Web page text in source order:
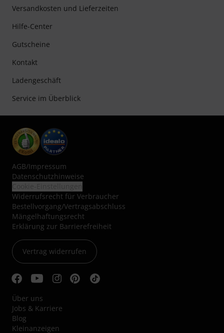
Versandkosten und Lieferzeiten
Hilfe-Center
Gutscheine
Kontakt
Ladengeschäft
Service im Überblick
AGB/Impressum
Datenschutzhinweise
Widerrufsrecht für Verbraucher
Bestellvorgang/Vertragsabschluss
Mängelhaftungsrecht
Erklärung zur Barrierefreiheit
Vertrag widerrufen
Über uns
Jobs & Karriere
Blog
Kleinanzeigen